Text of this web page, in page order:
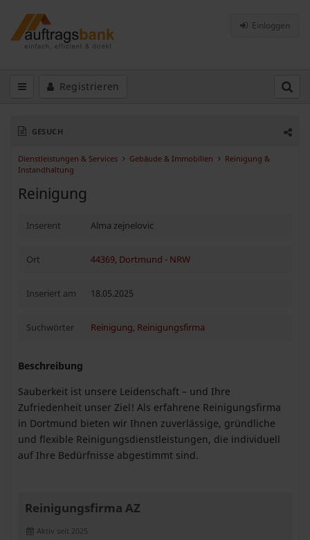
Einloggen
Registrieren
GESUCH
Dienstleistungen & Services Gebäude & Immobilien
Reinigung &
Instandhaltung
Reinigung
Inserent Alma zejnelovic
Ort 44369, Dortmund - NRW
Inseriert am 18.05.2025
Suchwörter Reinigung, Reinigungsfirma
Beschreibung
Sauberkeit ist unsere Leidenschaft – und Ihre
Zufriedenheit unser Ziel! Als erfahrene Reinigungsfirma
in Dortmund bieten wir Ihnen zuverlässige, gründliche
und flexible Reinigungsdienstleistungen, die individuell
auf Ihre Bedürfnisse abgestimmt sind.
Reinigungsfirma AZ
Aktiv seit 2025